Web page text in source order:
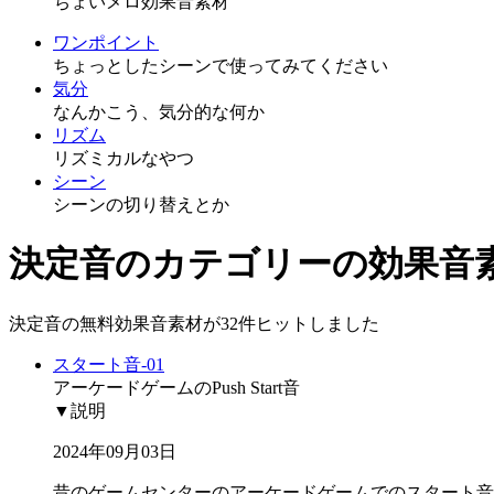
ワンポイント
ちょっとしたシーンで使ってみてください
気分
なんかこう、気分的な何か
リズム
リズミカルなやつ
シーン
シーンの切り替えとか
決定音のカテゴリーの効果音
決定音の無料効果音素材が32件ヒットしました
スタート音-01
アーケードゲームのPush Start音
▼説明
2024年09月03日